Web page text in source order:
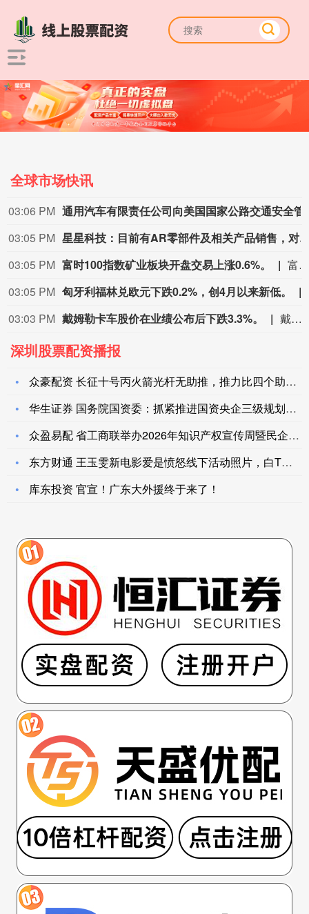
全球市场快讯
03:06 PM
03:05 PM
星星科技：目前有AR零部件及相关产品
03:05 PM 富时100指数矿业板块开盘交易上涨0.6%。
富时100指数矿业板块开盘交易上涨0.6%。
03:05 PM 匈牙利福林兑欧元下跌0.2%，创4月以来新低。
03:03 PM 戴姆勒卡车股价在业绩公布后下跌3.3%。 戴姆勒卡车股价在业绩公布后下跌3.3%。
深圳股票配资播报
众豪配资 长征十号丙火箭光杆无助推，推力比四个助推的长征五号
华生证券 国务院国资委：抓紧推进国资央企三级规划编制
众盈易配 省工商联举办2026年知识产权宣传周暨民企走进仲裁
东方财通 王玉雯新电影爱是愤怒线下活动照片，白T恤蓝色长裙清
库东投资 官宣！广东大外援终于来了！